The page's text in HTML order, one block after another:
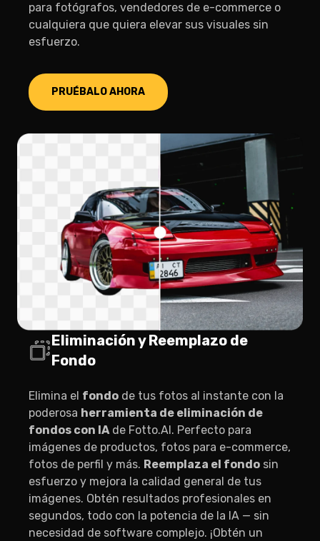
para fotógrafos, vendedores de e-commerce o
cualquiera que quiera elevar sus visuales sin
esfuerzo.
PRUÉBALO AHORA
Eliminación y Reemplazo de
Fondo
Elimina el fondo de tus fotos al instante con la
poderosa herramienta de eliminación de
fondos con IAde Fotto.AI. Perfecto para
imágenes de productos, fotos para e-commerce,
fotos de perfil y más. Reemplaza el fondo sin
esfuerzo y mejora la calidad general de tus
imágenes. Obtén resultados profesionales en
segundos, todo con la potencia de la IA — sin
necesidad de software complejo. ¡Obtén un